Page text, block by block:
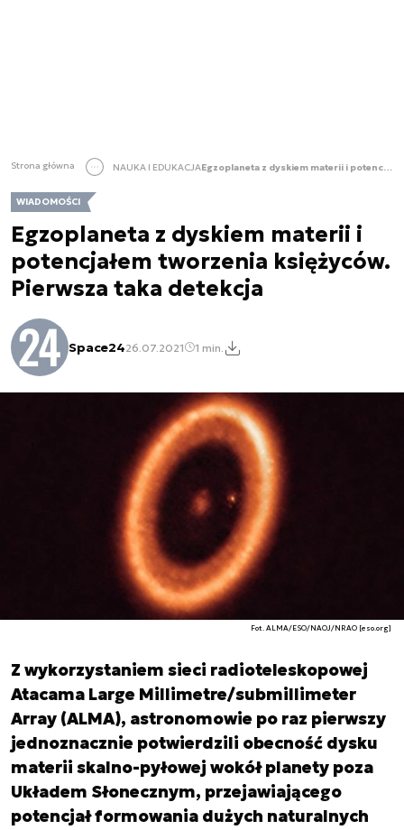
Strona główna NAUKA I EDUKACJA Egzoplaneta z dyskiem materii i potencjałem tworzenia księżyców. Pierwsza taka detekcja
WIADOMOŚCI
Egzoplaneta z dyskiem materii i
potencjałem tworzenia księżyców.
Pierwsza taka detekcja
Space2426.07.2021 1 min.
Fot. ALMA/ESO/NAOJ/NRAO [eso.org]
Z wykorzystaniem sieci radioteleskopowej
Atacama Large Millimetre/submillimeter
Array (ALMA), astronomowie po raz pierwszy
jednoznacznie potwierdzili obecność dysku
materii skalno-pyłowej wokół planety poza
Układem Słonecznym, przejawiającego
potencjał formowania dużych naturalnych